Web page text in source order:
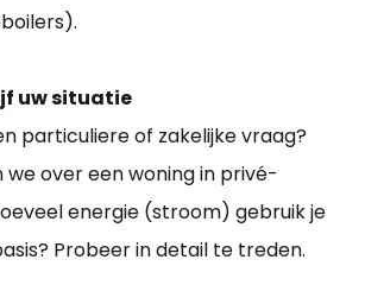
uw situatie
particuliere of zakelijke vraag?
we over een woning in privé-
energie (stroom) gebruik je
Probeer in detail te treden.